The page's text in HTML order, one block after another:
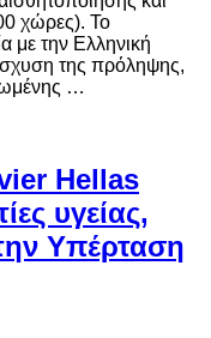
χώρες). Το
με την Ελληνική
της πρόληψης,
…
Hellas
υγείας,
Υπέρταση